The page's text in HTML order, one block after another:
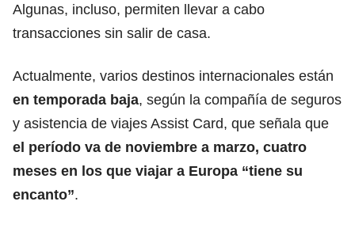
Algunas, incluso, permiten llevar a cabo
transacciones sin salir de casa.
Actualmente, varios destinos internacionales están
en temporada baja, según la compañía de seguros
y asistencia de viajes Assist Card, que señala que
el período va de noviembre a marzo, cuatro
meses en los que viajar a Europa “tiene su
encanto”.